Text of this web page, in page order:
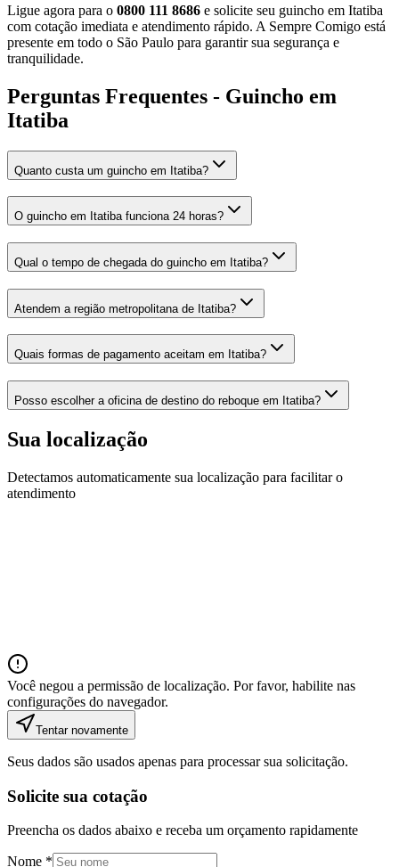
Ligue agora para o 0800 111 8686 e solicite seu guincho em Itatiba
com cotação imediata e atendimento rápido. A Sempre Comigo está
presente em todo o São Paulo para garantir sua segurança e
tranquilidade.
Perguntas Frequentes - Guincho em
Itatiba
Quanto custa um guincho em Itatiba?
O guincho em Itatiba funciona 24 horas?
Qual o tempo de chegada do guincho em Itatiba?
Atendem a região metropolitana de Itatiba?
Quais formas de pagamento aceitam em Itatiba?
Posso escolher a oficina de destino do reboque em Itatiba?
Sua localização
Detectamos automaticamente sua localização para facilitar o
atendimento
Você negou a permissão de localização. Por favor, habilite nas
configurações do navegador.
Tentar novamente
Seus dados são usados apenas para processar sua solicitação.
Solicite sua cotação
Preencha os dados abaixo e receba um orçamento rapidamente
Nome *